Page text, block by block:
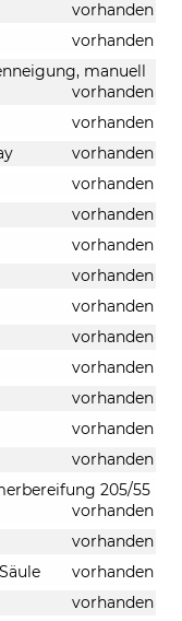
vorhanden
vorhanden
manuell
vorhanden
vorhanden
vorhanden
vorhanden
vorhanden
vorhanden
vorhanden
vorhanden
vorhanden
vorhanden
vorhanden
vorhanden
vorhanden
205/55
vorhanden
vorhanden
vorhanden
vorhanden